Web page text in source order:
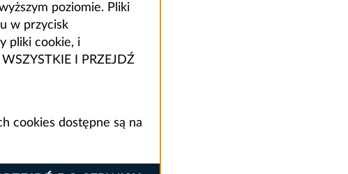
poziomie. Pliki
w przycisk
pliki cookie, i
I PRZEJDŹ
cookies dostępne są na